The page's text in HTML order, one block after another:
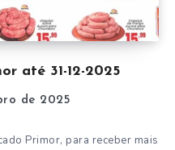
até 31-12-2025
de 2025
Primor, para receber mais